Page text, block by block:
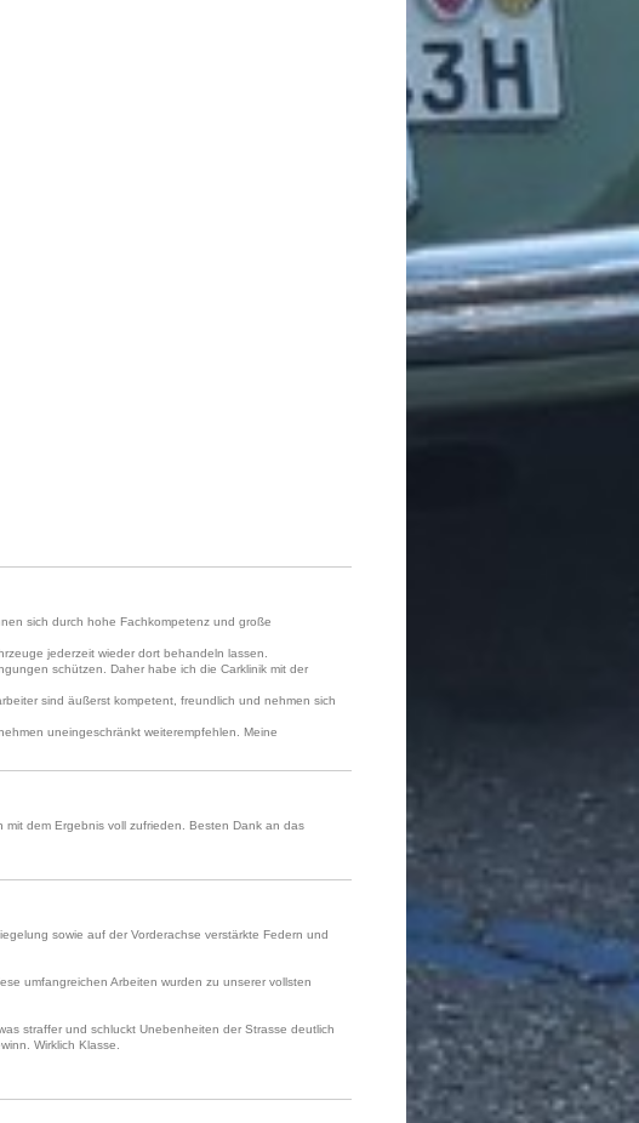
sich durch hohe Fachkompetenz und große
jederzeit wieder dort behandeln lassen.
schützen. Daher habe ich die Carklinik mit der
sind äußerst kompetent, freundlich und nehmen sich
uneingeschränkt weiterempfehlen. Meine
dem Ergebnis voll zufrieden. Besten Dank an das
sowie auf der Vorderachse verstärkte Federn und
umfangreichen Arbeiten wurden zu unserer vollsten
straffer und schluckt Unebenheiten der Strasse deutlich
Wirklich Klasse.